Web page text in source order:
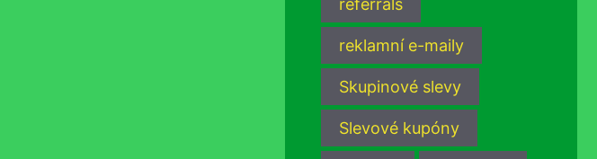
referrals
reklamní e-maily
Skupinové slevy
Slevové kupóny